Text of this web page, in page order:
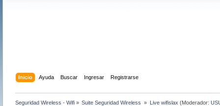
Inicio Ayuda Buscar Ingresar Registrarse
Seguridad Wireless - Wifi » Suite Seguridad Wireless » Live wifislax (Moderador: